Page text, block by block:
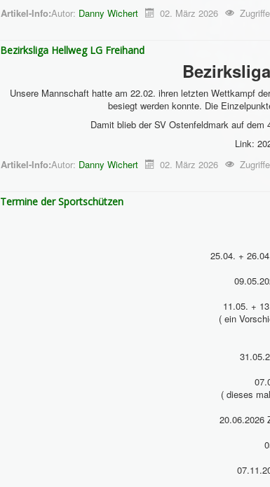
Artikel-Info:Autor: Danny Wichert 02. März 2026
Bezirksliga Hellweg LG Freihand
Unsere Mannschaft hatte am 22.02. ihren letzten Wettkampf
besiegt werden konnte. Die
Damit blieb der SV Ostenfeldmark auf
Link:
Artikel-Info:Autor: Danny Wichert 02. März 2026
Termine der Sportschützen
25.04. +
11.05. +
( ein
( dieses
20.06.2026